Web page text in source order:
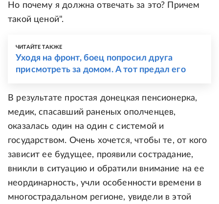
Но почему я должна отвечать за это? Причем
такой ценой".
ЧИТАЙТЕ ТАКЖЕ
Уходя на фронт, боец попросил друга
присмотреть за домом. А тот предал его
В результате простая донецкая пенсионерка,
медик, спасавший раненых ополченцев,
оказалась один на один с системой и
государством. Очень хочется, чтобы те, от кого
зависит ее будущее, проявили сострадание,
вникли в ситуацию и обратили внимание на ее
неординарность, учли особенности времени в
многострадальном регионе, увидели в этой